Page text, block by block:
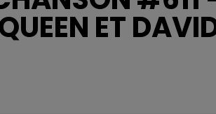
ET